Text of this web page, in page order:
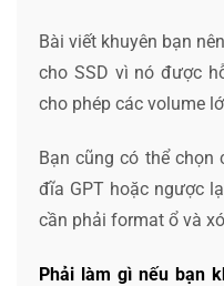
Bài viết khuyên bạn
cho SSD vì nó được
cho phép các volume
Bạn cũng có thể chọn
đĩa GPT hoặc ngược
cần phải format ổ và
Phải làm gì nếu bạn